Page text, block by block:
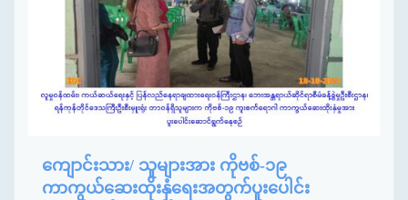
ကျောင်းသား/ သူများအား ကိုဗစ်-၁၉
ကာကွယ်ဆေးထိုးနှံရေးအတွက်ပူးပေါင်း